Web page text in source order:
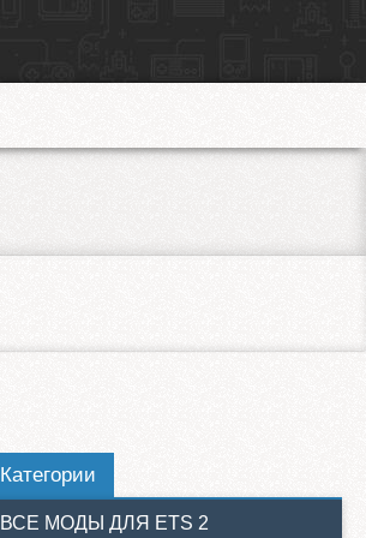
Категории
ВСЕ МОДЫ ДЛЯ ETS 2